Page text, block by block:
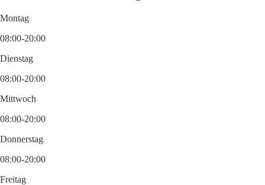
Montag
08:00-20:00
Dienstag
08:00-20:00
Mittwoch
08:00-20:00
Donnerstag
08:00-20:00
Freitag